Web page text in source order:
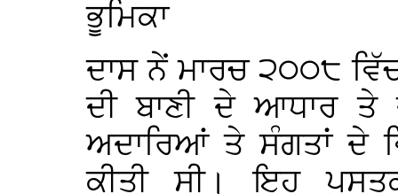
ਭੂਮਿਕਾ
ਦਾਸ ਨੇਂ ਮਾਰਚ ੨੦੦੮
ਦੀ ਬਾਣੀ ਦੇ ਆਧਾਰ ਤੇ
ਅਦਾਰਿਆਂ ਤੇ ਸੰਗਤਾਂ ਦੇ
ਕੀਤੀ ਸੀ। ਇਹ